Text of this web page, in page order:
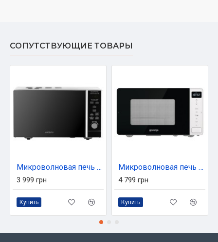
СОПУТСТВУЮЩИЕ ТОВАРЫ
Микроволновая печь Ardesto GO-EGR923BL
3 999 грн
Купить
Микроволновая печь Gorenje MO20S4W
4 799 грн
Купить